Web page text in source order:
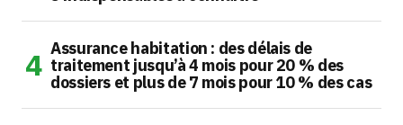
Assurance habitation : des délais de
traitement jusqu’à 4 mois pour 20 % des
dossiers et plus de 7 mois pour 10 % des cas